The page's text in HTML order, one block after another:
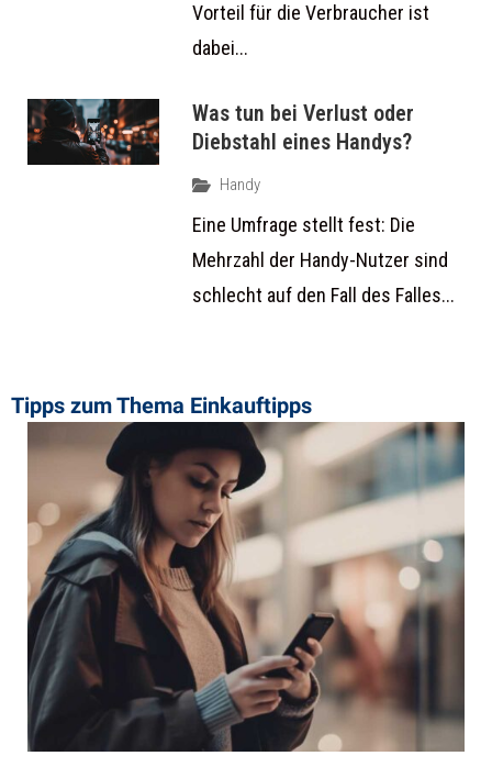
Vorteil für die Verbraucher ist
dabei...
Was tun bei Verlust oder
Diebstahl eines Handys?
Handy
Eine Umfrage stellt fest: Die
Mehrzahl der Handy-Nutzer sind
schlecht auf den Fall des Falles...
Tipps zum Thema ​Einkauftipps